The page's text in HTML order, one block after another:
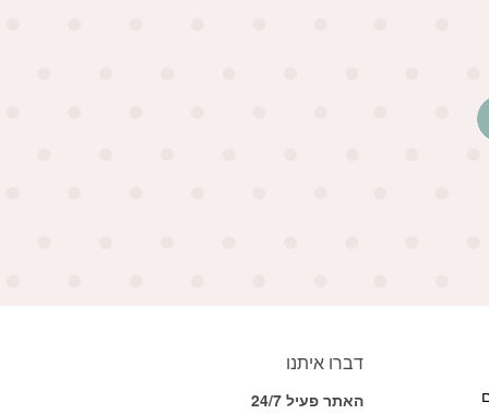
דברו איתנו
האתר פעיל 24/7